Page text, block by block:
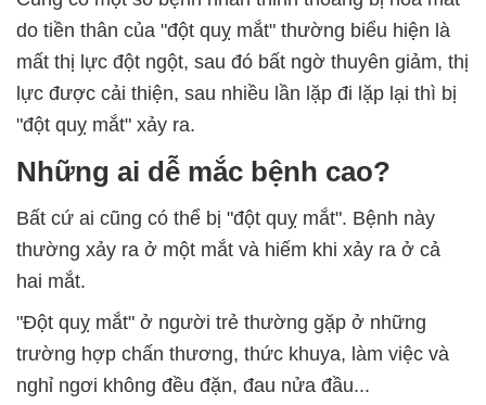
do tiền thân của "đột quỵ mắt" thường biểu hiện là
mất thị lực đột ngột, sau đó bất ngờ thuyên giảm, thị
lực được cải thiện, sau nhiều lần lặp đi lặp lại thì bị
"đột quỵ mắt" xảy ra.
Những ai dễ mắc bệnh cao?
Bất cứ ai cũng có thể bị "đột quỵ mắt". Bệnh này
thường xảy ra ở một mắt và hiếm khi xảy ra ở cả
hai mắt.
"Đột quỵ mắt" ở người trẻ thường gặp ở những
trường hợp chấn thương, thức khuya, làm việc và
nghỉ ngơi không đều đặn, đau nửa đầu...